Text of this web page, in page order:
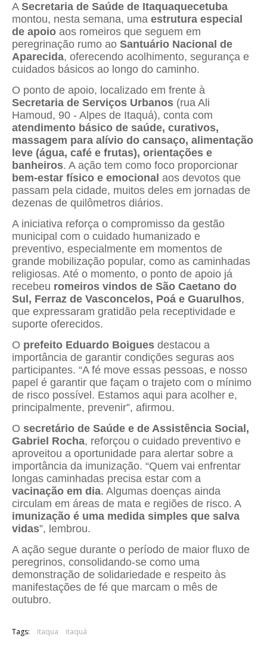
A Secretaria de Saúde de Itaquaquecetuba
montou, nesta semana, uma estrutura especial
de apoio aos romeiros que seguem em
peregrinação rumo ao Santuário Nacional de
Aparecida, oferecendo acolhimento, segurança e
cuidados básicos ao longo do caminho.
O ponto de apoio, localizado em frente à
Secretaria de Serviços Urbanos (rua Ali
Hamoud, 90 - Alpes de Itaquá), conta com
atendimento básico de saúde, curativos,
massagem para alívio do cansaço, alimentação
leve (água, café e frutas), orientações e
banheiros. A ação tem como foco proporcionar
bem-estar físico e emocional aos devotos que
passam pela cidade, muitos deles em jornadas de
dezenas de quilômetros diários.
A iniciativa reforça o compromisso da gestão
municipal com o cuidado humanizado e
preventivo, especialmente em momentos de
grande mobilização popular, como as caminhadas
religiosas. Até o momento, o ponto de apoio já
recebeu romeiros vindos de São Caetano do
Sul, Ferraz de Vasconcelos, Poá e Guarulhos,
que expressaram gratidão pela receptividade e
suporte oferecidos.
O prefeito Eduardo Boigues destacou a
importância de garantir condições seguras aos
participantes. “A fé move essas pessoas, e nosso
papel é garantir que façam o trajeto com o mínimo
de risco possível. Estamos aqui para acolher e,
principalmente, prevenir”, afirmou.
O secretário de Saúde e de Assistência Social,
Gabriel Rocha, reforçou o cuidado preventivo e
aproveitou a oportunidade para alertar sobre a
importância da imunização. “Quem vai enfrentar
longas caminhadas precisa estar com a
vacinação em dia. Algumas doenças ainda
circulam em áreas de mata e regiões de risco. A
imunização é uma medida simples que salva
vidas”, lembrou.
A ação segue durante o período de maior fluxo de
peregrinos, consolidando-se como uma
demonstração de solidariedade e respeito às
manifestações de fé que marcam o mês de
outubro.
Tags: itaqua itaquá